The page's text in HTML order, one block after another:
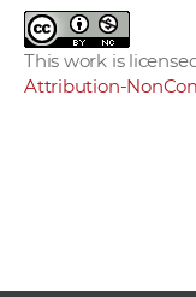
This work is
Attribution-